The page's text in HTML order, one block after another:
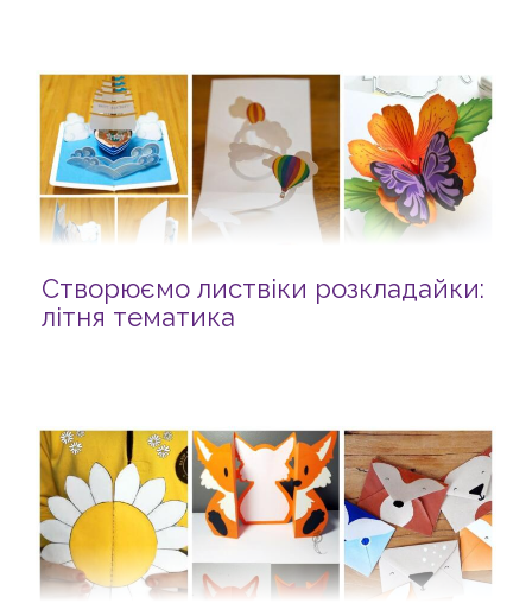
Створюємо листвіки розкладайки:
літня тематика